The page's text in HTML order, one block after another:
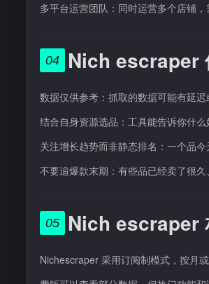
多平台运营团队：同时运营多个店铺
04 Nich escraper
数据仅供参考：抓取的数据可能有延
结合自身资源选品：工具能告诉你什
关注增长趋势而非静态排名：一个品
不要追爆款末期：有些品已经卖了很
05 Nich escraper
Nichescraper 采用订阅制模式，按月